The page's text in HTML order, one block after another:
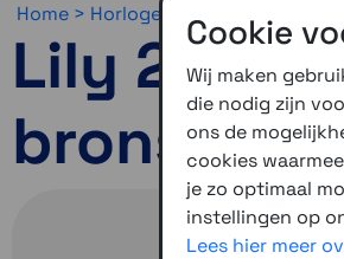
Home > Horloges >
Lily 2
brons
Cookie
Wij maken
die nodig zijn
ons de
cookies
je zo optimaal
instellingen op
Lees hier meer